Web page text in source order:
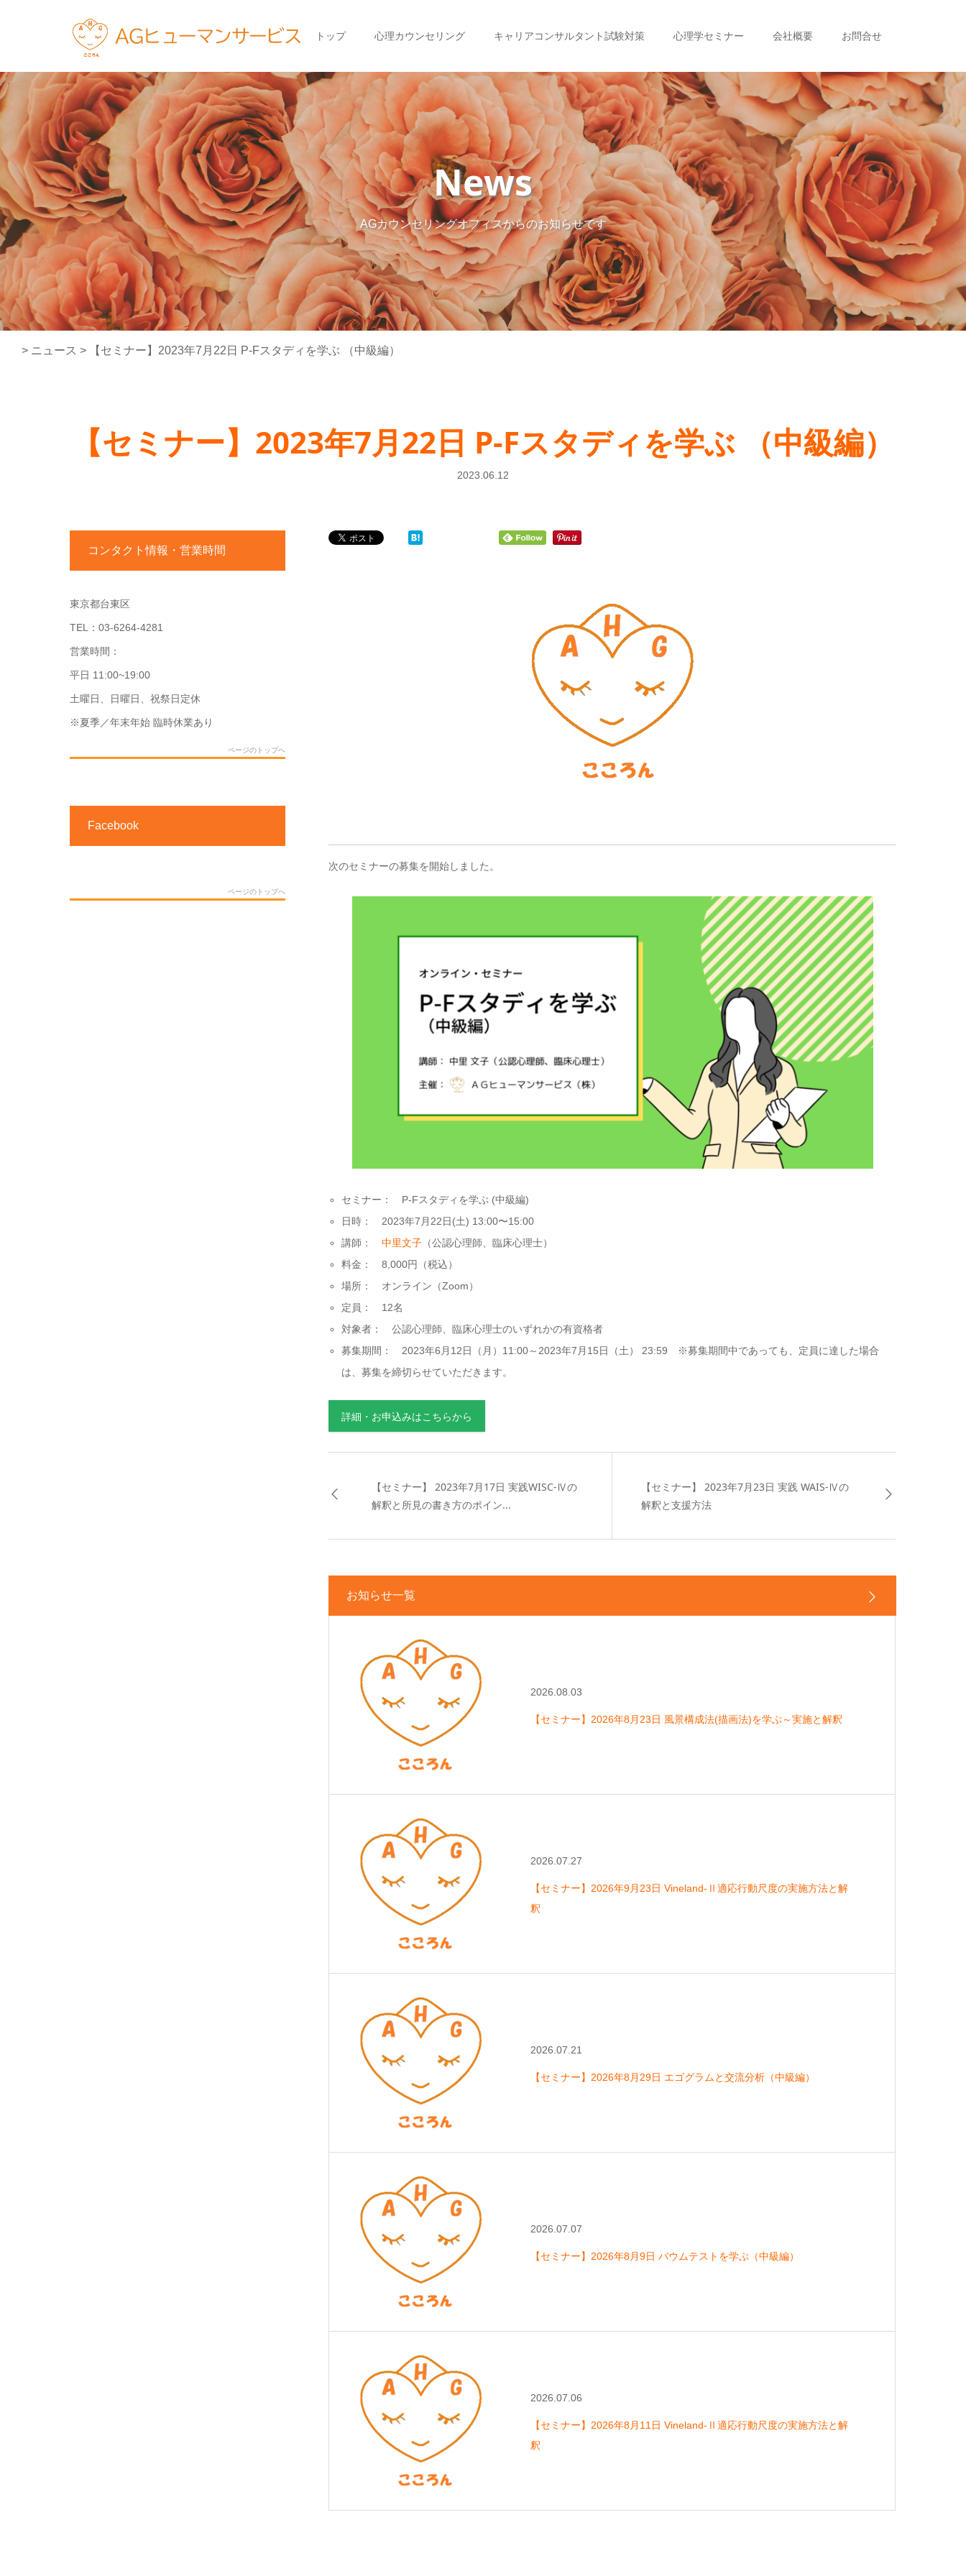
トップ 心理カウンセリング キャリアコンサルタント試験対策 心理学セミナー 会社概要 お問合せ
News
AGカウンセリングオフィスからのお知らせです
> ニュース > 【セミナー】2023年7月22日 P-Fスタディを学ぶ （中級編）
【セミナー】2023年7月22日 P-Fスタディを学ぶ （中級編）
2023.06.12
次のセミナーの募集を開始しました。
セミナー： P-Fスタディを学ぶ (中級編)
日時： 2023年7月22日(土) 13:00〜15:00
講師：中里文子 （公認心理師、臨床心理士）
料金： 8,000円（税込）
場所： オンライン（Zoom）
定員： 12名
対象者： 公認心理師、臨床心理士のいずれかの有資格者
募集期間： 2023年6月12日（月）11:00～2023年7月15日（土） 23:59 ※募集期間中であっても、定員に達した場合
は、募集を締切らせていただきます。
詳細・お申込みはこちらから
【セミナー】 2023年7月17日 実践WISC-Ⅳの
解釈と所見の書き方のポイン...
【セミナー】 2023年7月23日 実践 WAIS-Ⅳの
解釈と支援方法
お知らせ一覧
2026.08.03
【セミナー】2026年8月23日 風景構成法(描画法)を学ぶ～実施と解釈
2026.07.27
【セミナー】2026年9月23日 Vineland-Ⅱ適応行動尺度の実施方法と解
釈
2026.07.21
【セミナー】2026年8月29日 エゴグラムと交流分析（中級編）
2026.07.07
【セミナー】2026年8月9日 バウムテストを学ぶ（中級編）
2026.07.06
【セミナー】2026年8月11日 Vineland-Ⅱ適応行動尺度の実施方法と解
釈
コンタクト情報・営業時間
東京都台東区
TEL：03-6264-4281
営業時間：
平日 11:00~19:00
土曜日、日曜日、祝祭日定休
※夏季／年末年始 臨時休業あり
ページのトップへ
Facebook
ページのトップへ